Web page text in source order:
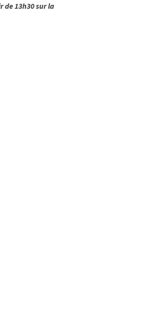
de 13h30 sur la